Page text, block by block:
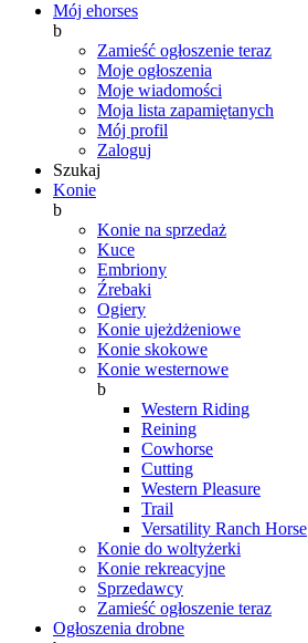
Mój ehorses
b
Zamieść ogłoszenie teraz
Moje ogłoszenia
Moje wiadomości
Moja lista zapamiętanych
Mój profil
Zaloguj
Szukaj
Konie
b
Konie na sprzedaż
Kuce
Embriony
Źrebaki
Ogiery
Konie ujeżdżeniowe
Konie skokowe
Konie westernowe
b
Western Riding
Reining
Cowhorse
Cutting
Western Pleasure
Trail
Versatility Ranch Horse
Konie do woltyżerki
Konie rekreacyjne
Sprzedawcy
Zamieść ogłoszenie teraz
Ogłoszenia drobne